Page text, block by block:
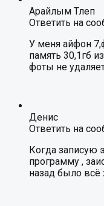
Арайлым Тлеп
Ответить на
У меня айфон
память 30,1гб
фоты не
Денис
Ответить на
Когда записую
программу ,
назад было всё